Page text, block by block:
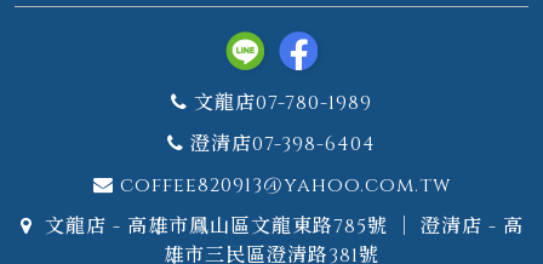
文龍店07-780-1989
澄清店07-398-6404
coffee820913@yahoo.com.tw
文龍店 - 高雄市鳳山區文龍東路785號 ｜ 澄清店 - 高
雄市三民區澄清路381號